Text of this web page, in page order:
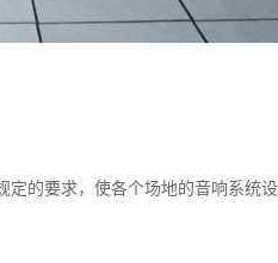
的要求，使各个场地的音响系统